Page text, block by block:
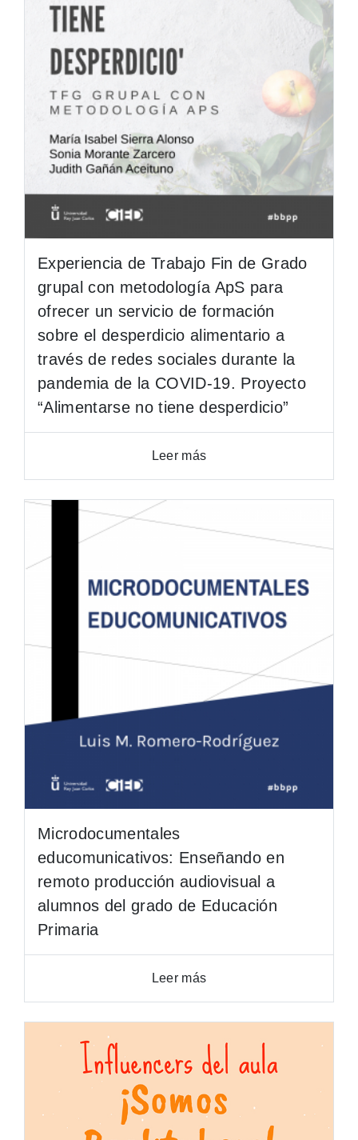
Experiencia de Trabajo Fin de Grado
grupal con metodología ApS para
ofrecer un servicio de formación
sobre el desperdicio alimentario a
través de redes sociales durante la
pandemia de la COVID-19. Proyecto
“Alimentarse no tiene desperdicio”
Leer más
Microdocumentales
educomunicativos: Enseñando en
remoto producción audiovisual a
alumnos del grado de Educación
Primaria
Leer más